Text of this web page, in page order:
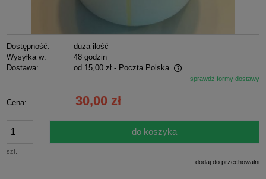
Dostępność:
duża ilość
Wysyłka w:
48 godzin
Dostawa:
od 15,00 zł - Poczta Polska
Cena nie zawiera ewentualnych kosztów płatnościsprawdź formy dostawy
Cena: 30,00 zł
szt.
do koszyka
dodaj do przechowalni